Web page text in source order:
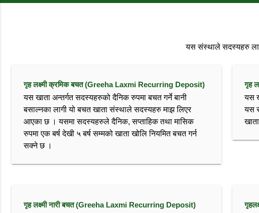
यस संस्थाले सदस्यहरु लाई
गृह लक्ष्मी क्रमिक बचत (Greeha Laxmi Recurring Deposit)
यस खाता अन्तर्गत सदस्यहरुको दैनिक रुपमा बचत गर्ने बानी
बसाल्नका लागी यो बचत खाता संस्थाले सदस्यहरु माझ लिएर
आएका छ । यसमा सदस्यहरुले दैनिक, सप्ताहिक तथा मासिक
रुपमा एक बर्ष देखी ५ बर्ष सम्मको खाता खोलि नियमित बचत गर्न
सक्ने छ ।
गृह
यस
यस
गृह लक्ष्मी नारी बचत (Greeha Laxmi Recurring Deposit)